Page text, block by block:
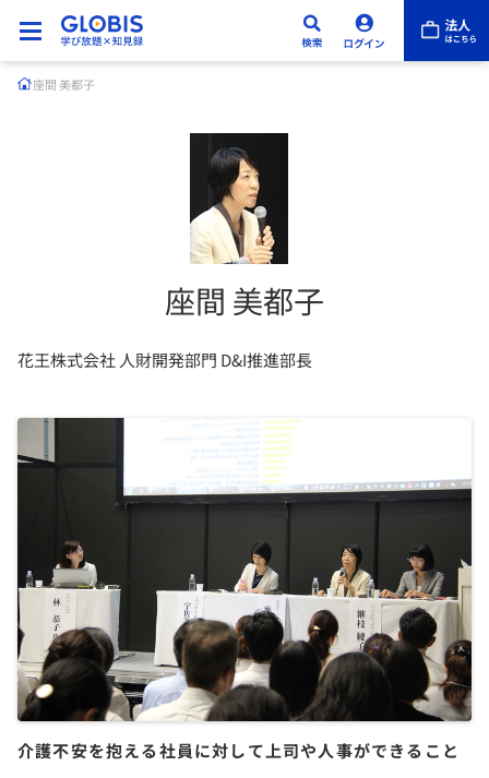
座間 美都子
座間 美都子
花王株式会社 人財開発部門 D&I推進部長
介護不安を抱える社員に対して上司や人事ができること